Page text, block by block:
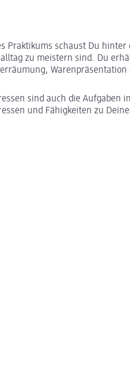
Praktikums schaust Du hinter
zu meistern sind. Du
Warenpräsentation
sind auch die Aufgaben in
und Fähigkeiten zu